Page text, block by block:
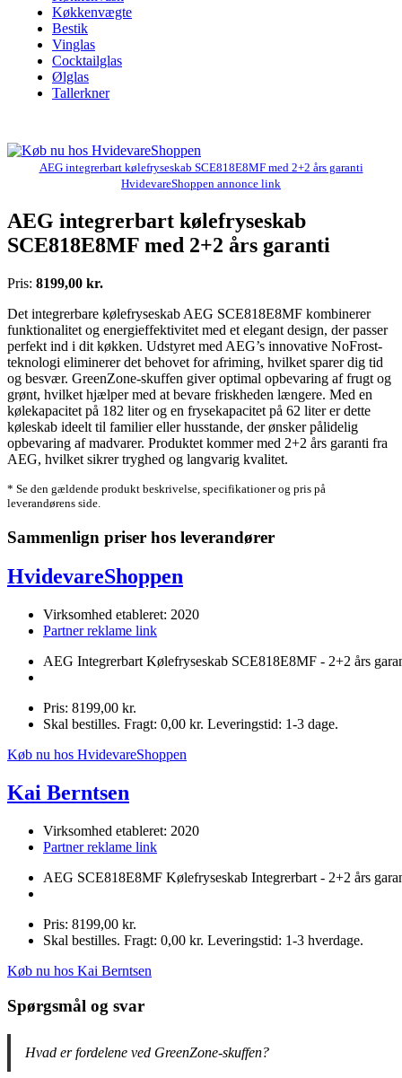
Køkkenvægte
Bestik
Vinglas
Cocktailglas
Ølglas
Tallerkner
AEG integrerbart kølefryseskab SCE818E8MF med 2+2 års garanti
HvidevareShoppen annonce link
AEG integrerbart kølefryseskab
SCE818E8MF med 2+2 års garanti
Pris: 8199,00 kr.
Det integrerbare kølefryseskab AEG SCE818E8MF kombinerer
funktionalitet og energieffektivitet med et elegant design, der passer
perfekt ind i dit køkken. Udstyret med AEG’s innovative NoFrost-
teknologi eliminerer det behovet for afriming, hvilket sparer dig tid
og besvær. GreenZone-skuffen giver optimal opbevaring af frugt og
grønt, hvilket hjælper med at bevare friskheden længere. Med en
kølekapacitet på 182 liter og en frysekapacitet på 62 liter er dette
køleskab ideelt til familier eller husstande, der ønsker pålidelig
opbevaring af madvarer. Produktet kommer med 2+2 års garanti fra
AEG, hvilket sikrer tryghed og langvarig kvalitet.
* Se den gældende produkt beskrivelse, specifikationer og pris på
leverandørens side.
Sammenlign priser hos leverandører
HvidevareShoppen
Virksomhed etableret: 2020
Partner reklame link
AEG Integrerbart Kølefryseskab SCE818E8MF - 2+2 års
Pris: 8199,00 kr.
Skal bestilles. Fragt: 0,00 kr. Leveringstid: 1-3 dage.
Køb nu hos HvidevareShoppen
Kai Berntsen
Virksomhed etableret: 2020
Partner reklame link
AEG SCE818E8MF Kølefryseskab Integrerbart - 2+2 års
Pris: 8199,00 kr.
Skal bestilles. Fragt: 0,00 kr. Leveringstid: 1-3 hverdage.
Køb nu hos Kai Berntsen
Spørgsmål og svar
Hvad er fordelene ved GreenZone-skuffen?